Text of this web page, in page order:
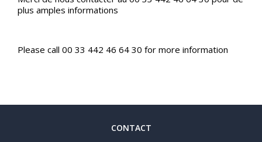
plus amples informations
Please call 00 33 442 46 64 30 for more information
CONTACT